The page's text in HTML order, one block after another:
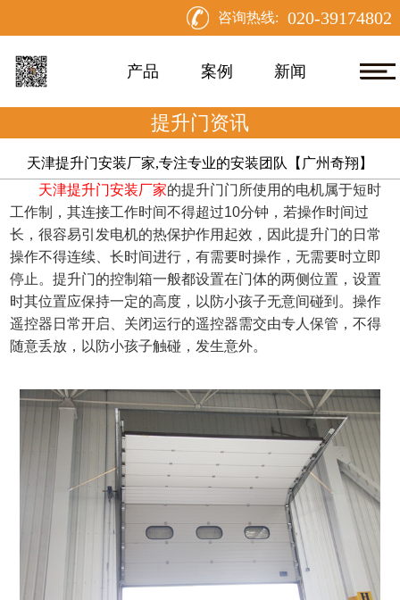
咨询热线: 020-39174802
产品 案例 新闻
提升门资讯
天津提升门安装厂家,专注专业的安装团队【广州奇翔】
天津提升门安装厂家的提升门门所使用的电机属于短时
工作制，其连接工作时间不得超过10分钟，若操作时间过
长，很容易引发电机的热保护作用起效，因此提升门的日常
操作不得连续、长时间进行，有需要时操作，无需要时立即
停止。提升门的控制箱一般都设置在门体的两侧位置，设置
时其位置应保持一定的高度，以防小孩子无意间碰到。操作
遥控器日常开启、关闭运行的遥控器需交由专人保管，不得
随意丢放，以防小孩子触碰，发生意外。